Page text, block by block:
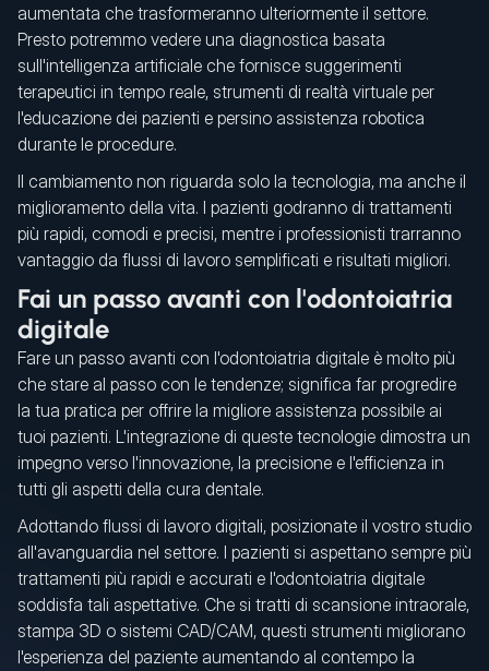
aumentata che trasformeranno ulteriormente il settore.
Presto potremmo vedere una diagnostica basata
sull'intelligenza artificiale che fornisce suggerimenti
terapeutici in tempo reale, strumenti di realtà virtuale per
l'educazione dei pazienti e persino assistenza robotica
durante le procedure.
Il cambiamento non riguarda solo la tecnologia, ma anche il
miglioramento della vita. I pazienti godranno di trattamenti
più rapidi, comodi e precisi, mentre i professionisti trarranno
vantaggio da flussi di lavoro semplificati e risultati migliori.
Fai un passo avanti con l'odontoiatria
digitale
Fare un passo avanti con l'odontoiatria digitale è molto più
che stare al passo con le tendenze; significa far progredire
la tua pratica per offrire la migliore assistenza possibile ai
tuoi pazienti. L'integrazione di queste tecnologie dimostra un
impegno verso l'innovazione, la precisione e l'efficienza in
tutti gli aspetti della cura dentale.
Adottando flussi di lavoro digitali, posizionate il vostro studio
all'avanguardia nel settore. I pazienti si aspettano sempre più
trattamenti più rapidi e accurati e l'odontoiatria digitale
soddisfa tali aspettative. Che si tratti di scansione intraorale,
stampa 3D o sistemi CAD/CAM, questi strumenti migliorano
l'esperienza del paziente aumentando al contempo la